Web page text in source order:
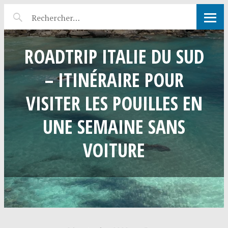
ROADTRIP ITALIE DU SUD
– ITINÉRAIRE POUR
VISITER LES POUILLES EN
UNE SEMAINE SANS
VOITURE